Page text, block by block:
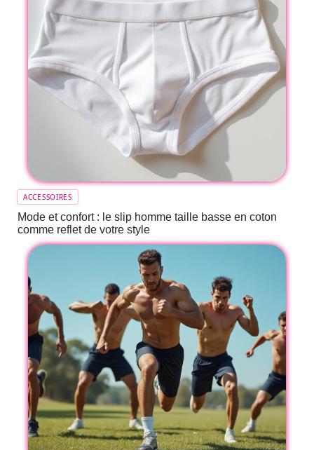
ACCESSOIRES
Mode et confort : le slip homme taille basse en coton
comme reflet de votre style